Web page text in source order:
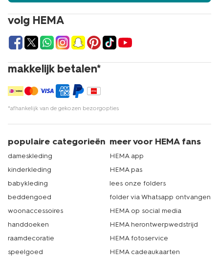
volg HEMA
makkelijk betalen*
*afhankelijk van de gekozen bezorgopties
populaire categorieën
dameskleding
kinderkleding
babykleding
beddengoed
woonaccessoires
handdoeken
raamdecoratie
speelgoed
meer voor HEMA fans
HEMA app
HEMA pas
lees onze folders
folder via Whatsapp ontvangen
HEMA op social media
HEMA herontwerpwedstrijd
HEMA fotoservice
HEMA cadeaukaarten